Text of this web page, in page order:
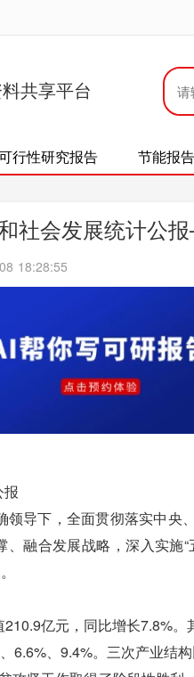
共享平台
行性研究报告 节能报告
社会发展统计公
18:28:55
导下，全面贯彻落实中央
融合发展战略，深入实施
亿元，同比增长7.8%。
、9.4%。三次产业结